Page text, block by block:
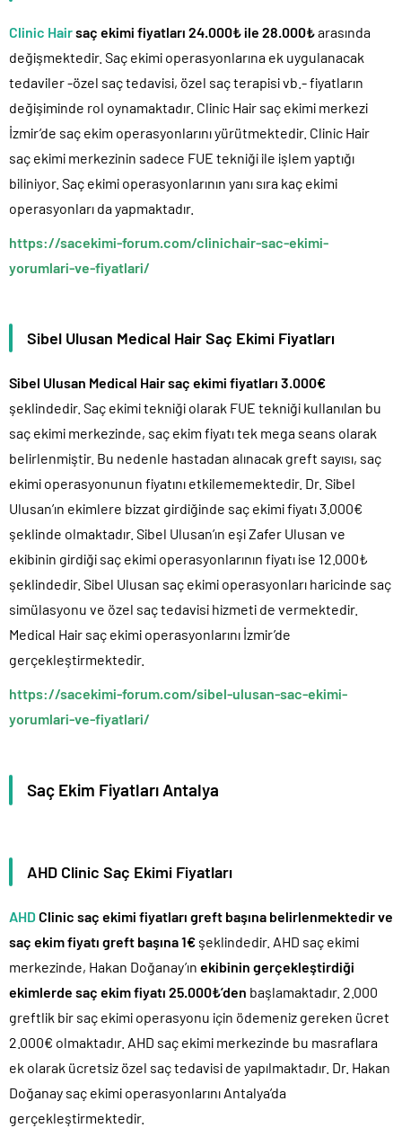
Clinic Hairsaç ekimi fiyatları 24.000₺ ile 28.000₺arasında
değişmektedir. Saç ekimi operasyonlarına ek uygulanacak
tedaviler -özel saç tedavisi, özel saç terapisi vb.- fiyatların
değişiminde rol oynamaktadır. Clinic Hair saç ekimi merkezi
İzmir’de saç ekim operasyonlarını yürütmektedir. Clinic Hair
saç ekimi merkezinin sadece FUE tekniği ile işlem yaptığı
biliniyor. Saç ekimi operasyonlarının yanı sıra kaç ekimi
operasyonları da yapmaktadır.
https://sacekimi-forum.com/clinichair-sac-ekimi-
yorumlari-ve-fiyatlari/
Sibel Ulusan Medical Hair Saç Ekimi Fiyatları
Sibel Ulusan Medical Hair saç ekimi fiyatları 3.000€
şeklindedir. Saç ekimi tekniği olarak FUE tekniği kullanılan bu
saç ekimi merkezinde, saç ekim fiyatı tek mega seans olarak
belirlenmiştir. Bu nedenle hastadan alınacak greft sayısı, saç
ekimi operasyonunun fiyatını etkilememektedir. Dr. Sibel
Ulusan’ın ekimlere bizzat girdiğinde saç ekimi fiyatı 3.000€
şeklinde olmaktadır. Sibel Ulusan’ın eşi Zafer Ulusan ve
ekibinin girdiği saç ekimi operasyonlarının fiyatı ise 12.000₺
şeklindedir. Sibel Ulusan saç ekimi operasyonları haricinde saç
simülasyonu ve özel saç tedavisi hizmeti de vermektedir.
Medical Hair saç ekimi operasyonlarını İzmir’de
gerçekleştirmektedir.
https://sacekimi-forum.com/sibel-ulusan-sac-ekimi-
yorumlari-ve-fiyatlari/
Saç Ekim Fiyatları Antalya
AHD Clinic Saç Ekimi Fiyatları
AHD Clinic saç ekimi fiyatları greft başına belirlenmektedir ve
saç ekim fiyatı greft başına 1€ şeklindedir. AHD saç ekimi
merkezinde, Hakan Doğanay’ın ekibinin gerçekleştirdiği
ekimlerde saç ekim fiyatı 25.000₺’den başlamaktadır. 2.000
greftlik bir saç ekimi operasyonu için ödemeniz gereken ücret
2.000€ olmaktadır. AHD saç ekimi merkezinde bu masraflara
ek olarak ücretsiz özel saç tedavisi de yapılmaktadır. Dr. Hakan
Doğanay saç ekimi operasyonlarını Antalya’da
gerçekleştirmektedir.